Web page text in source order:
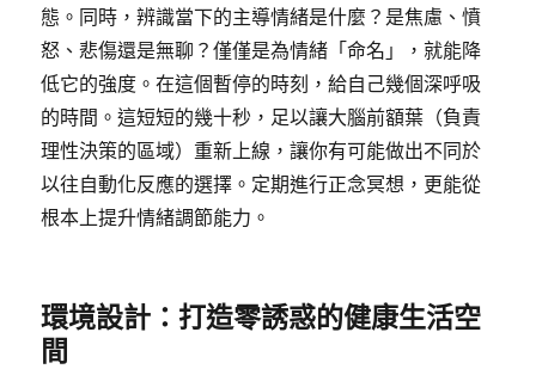
態。同時，辨識當下的主導情緒是什麼？是焦慮、憤
怒、悲傷還是無聊？僅僅是為情緒「命名」，就能降
低它的強度。在這個暫停的時刻，給自己幾個深呼吸
的時間。這短短的幾十秒，足以讓大腦前額葉（負責
理性決策的區域）重新上線，讓你有可能做出不同於
以往自動化反應的選擇。定期進行正念冥想，更能從
根本上提升情緒調節能力。
環境設計：打造零誘惑的健康生活空
間